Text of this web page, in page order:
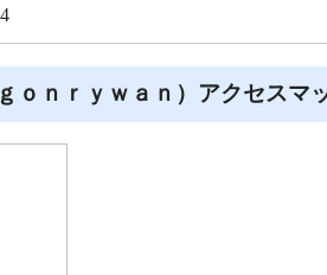
ｏｎｒｙｗａｎ）アクセスマ